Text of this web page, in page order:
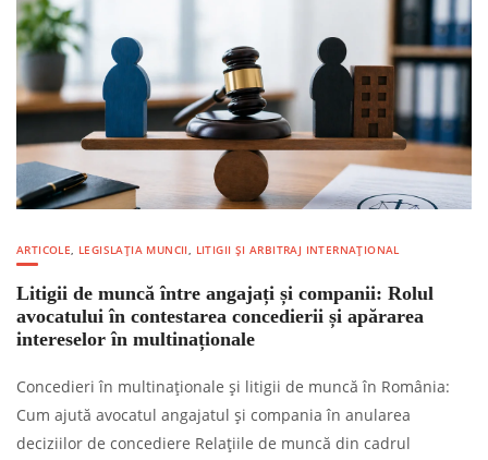
ARTICOLE, LEGISLAȚIA MUNCII, LITIGII ȘI ARBITRAJ INTERNAȚIONAL
Litigii de muncă între angajați și companii: Rolul
avocatului în contestarea concedierii și apărarea
intereselor în multinaționale
Concedieri în multinaționale și litigii de muncă în România:
Cum ajută avocatul angajatul și compania în anularea
deciziilor de concediere Relațiile de muncă din cadrul